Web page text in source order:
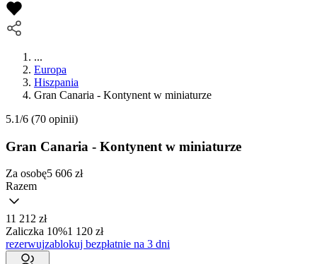
...
Europa
Hiszpania
Gran Canaria - Kontynent w miniaturze
5.1/6 (70 opinii)
Gran Canaria - Kontynent w miniaturze
Za osobę5 606 zł
Razem
11 212 zł
Zaliczka 10%1 120 zł
rezerwujzablokuj bezpłatnie na 3 dni